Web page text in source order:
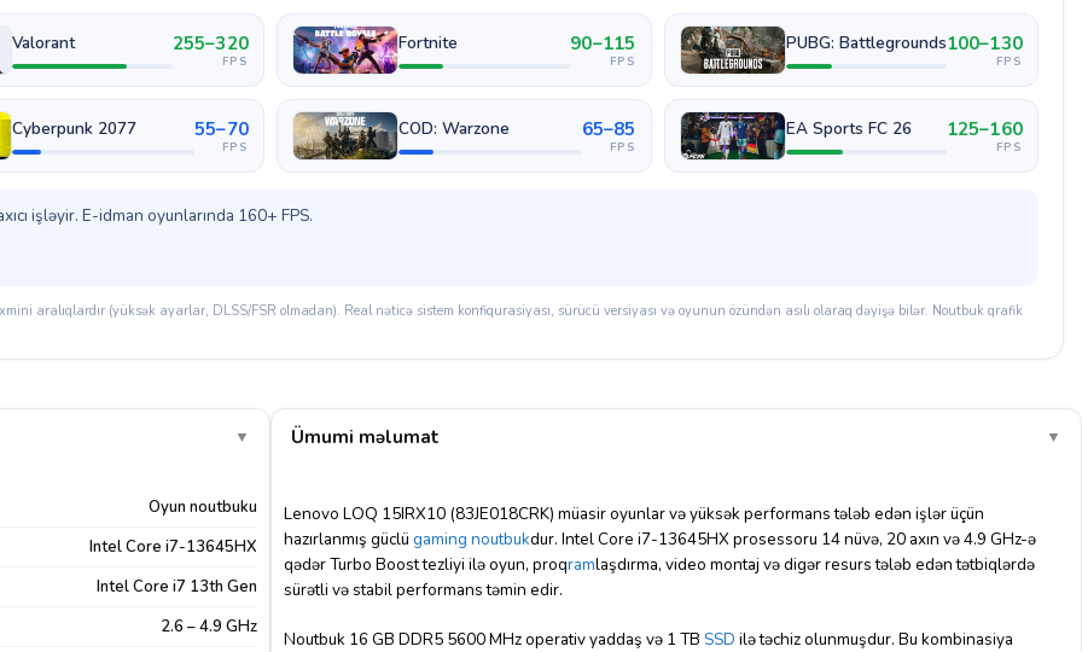
Valorant 255–320
FPS
Fortnite 90–115
FPS
PUBG: Battlegrounds100–130
FPS
Cyberpunk 2077 55–70
FPS
COD: Warzone 65–85
FPS
EA Sports FC 26 125–160
FPS
işləyir. E-idman oyunlarında 160+ FPS.
aralıqlardır (yüksək ayarlar, DLSS/FSR olmadan). Real nəticə sistem konfiqurasiyası, sürücü versiyası və oyunun özündən asılı olaraq dəyişə bilər. Noutbuk qrafik
▼
Oyun noutbuku
Intel Core i7-13645HX
Intel Core i7 13th Gen
2.6 – 4.9 GHz
Ümumi məlumat ▼
Lenovo LOQ 15IRX10 (83JE018CRK) müasir oyunlar və yüksək performans tələb edən işlər üçün
hazırlanmış güclü gaming noutbukdur. Intel Core i7-13645HX prosessoru 14 nüvə, 20 axın və 4.9 GHz-ə
qədər Turbo Boost tezliyi ilə oyun, proqramlaşdırma, video montaj və digər resurs tələb edən tətbiqlərdə
sürətli və stabil performans təmin edir.
Noutbuk 16 GB DDR5 5600 MHz operativ yaddaş və 1 TB SSD ilə təchiz olunmuşdur. Bu kombinasiya